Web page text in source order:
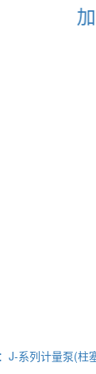
加
系列计量泵(